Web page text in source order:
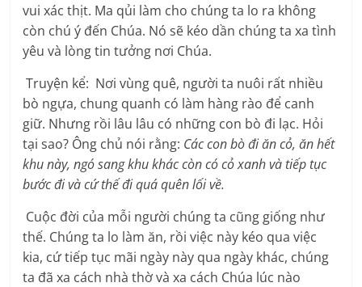
vui xác thịt. Ma qủi làm cho chúng ta lo ra không
còn chú ý đến Chúa. Nó sẽ kéo dần chúng ta xa tình
yêu và lòng tin tưởng nơi Chúa.
Truyện kể: Nơi vùng quê, người ta nuôi rất nhiều
bò ngựa, chung quanh có làm hàng rào để canh
giữ. Nhưng rồi lâu lâu có những con bò đi lạc. Hỏi
tại sao? Ông chủ nói rằng: Các con bò đi ăn cỏ, ăn hết
khu này, ngó sang khu khác còn có cỏ xanh và tiếp tục
bước đi và cứ thế đi quá quên lối về.
Cuộc đời của mỗi người chúng ta cũng giống như
thế. Chúng ta lo làm ăn, rồi việc này kéo qua việc
kia, cứ tiếp tục mãi ngày này qua ngày khác, chúng
ta đã xa cách nhà thờ và xa cách Chúa lúc nào